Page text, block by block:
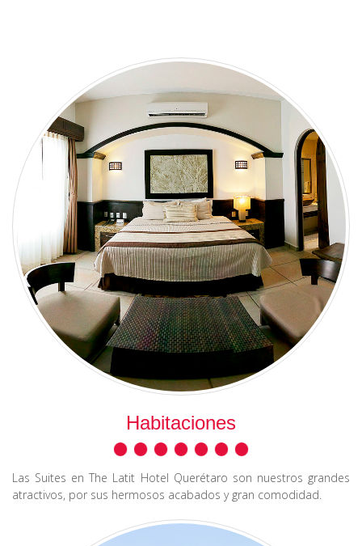
Habitaciones
Las Suites en The Latit Hotel Querétaro son nuestros grandes
atractivos, por sus hermosos acabados y gran comodidad.